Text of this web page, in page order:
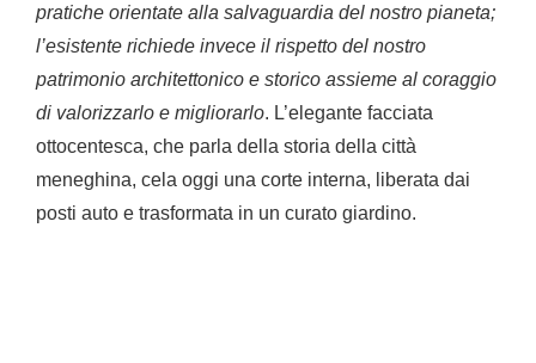
pratiche orientate alla salvaguardia del nostro pianeta;
l’esistente richiede invece il rispetto del nostro
patrimonio architettonico e storico assieme al coraggio
di valorizzarlo e migliorarlo. L’elegante facciata
ottocentesca, che parla della storia della città
meneghina, cela oggi una corte interna, liberata dai
posti auto e trasformata in un curato giardino.